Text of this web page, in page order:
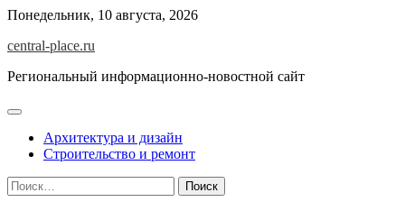
Skip
content
Понедельник, 10 августа, 2026
central-place.ru
Региональный информационно-новостной сайт
Архитектура и дизайн
Строительство и ремонт
Найти: